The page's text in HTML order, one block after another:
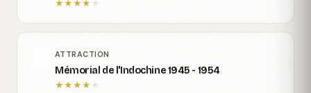
★★★★ ★
ATTRACTION
Mémorial de l'Indochine 1945 - 1954
★★★★ ★